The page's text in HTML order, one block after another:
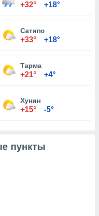
+32° +18°
Сатипо
+33° +18°
и праздности
Тарма
+21° +4°
Хунин
+15° -5°
пункты